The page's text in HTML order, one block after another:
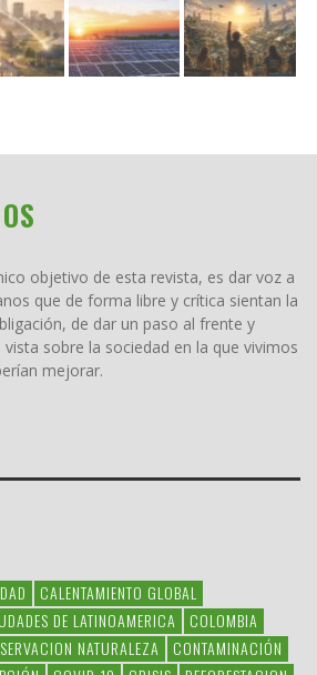
objetivo de esta revista, es dar voz a
que de forma libre y crítica sientan la
de dar un paso al frente y
sobre la sociedad en la que vivimos
mejorar.
CALENTAMIENTO GLOBAL
DE LATINOAMERICA
COLOMBIA
NATURALEZA
CONTAMINACIÓN